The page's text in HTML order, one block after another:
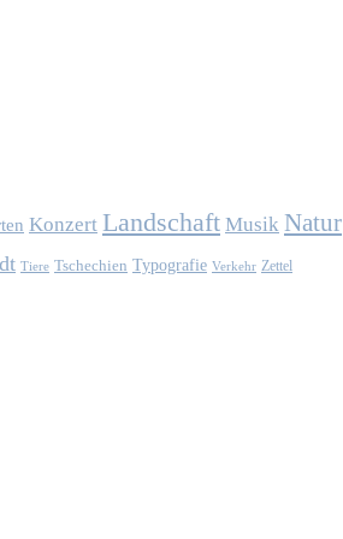
Konzert Landschaft Musik Natur
Tiere Tschechien Typografie Verkehr Zettel